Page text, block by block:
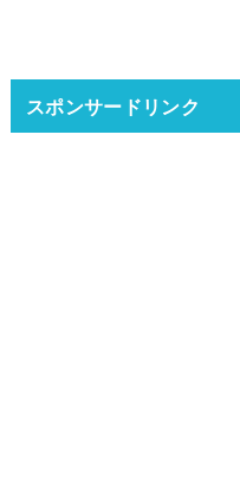
スポンサードリンク